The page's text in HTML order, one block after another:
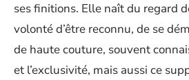
ses finitions. Elle naît du regard
volonté d’être reconnu, de se
de haute couture, souvent
et l’exclusivité, mais aussi ce